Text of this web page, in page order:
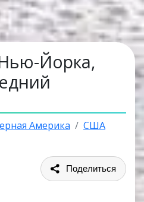
Йорка,
Америка
США
Поделиться